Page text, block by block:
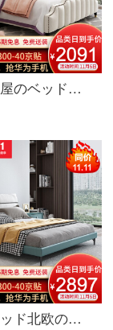
夫婦の部屋のベッドの実の木のベッドのダブルベッドの1.8メートルの布芸ベッドのアメリカの軽奢な寝室の結婚式ベッドの逸品の家具のベッド+ベッドの頭の戸棚*1 1800*2000
夫婦のベッド北欧の軽奢な布芸のダブルベッド1.8メートルの近代的な簡単な寝室のシングル1.5メートルの木のベッドの家具のベッド+ベッドの頭の戸棚*2 1800*2000